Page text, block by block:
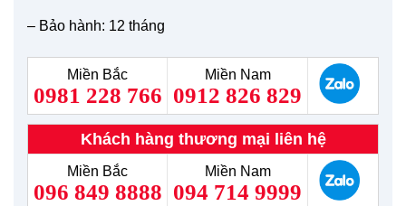
– Bảo hành: 12 tháng
Miền Bắc
0981 228 766
Miền Nam
0912 826 829
Khách hàng thương mại liên hệ
Miền Bắc
096 849 8888
Miền Nam
094 714 9999